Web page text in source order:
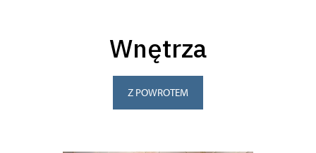
Wnętrza
Z POWROTEM